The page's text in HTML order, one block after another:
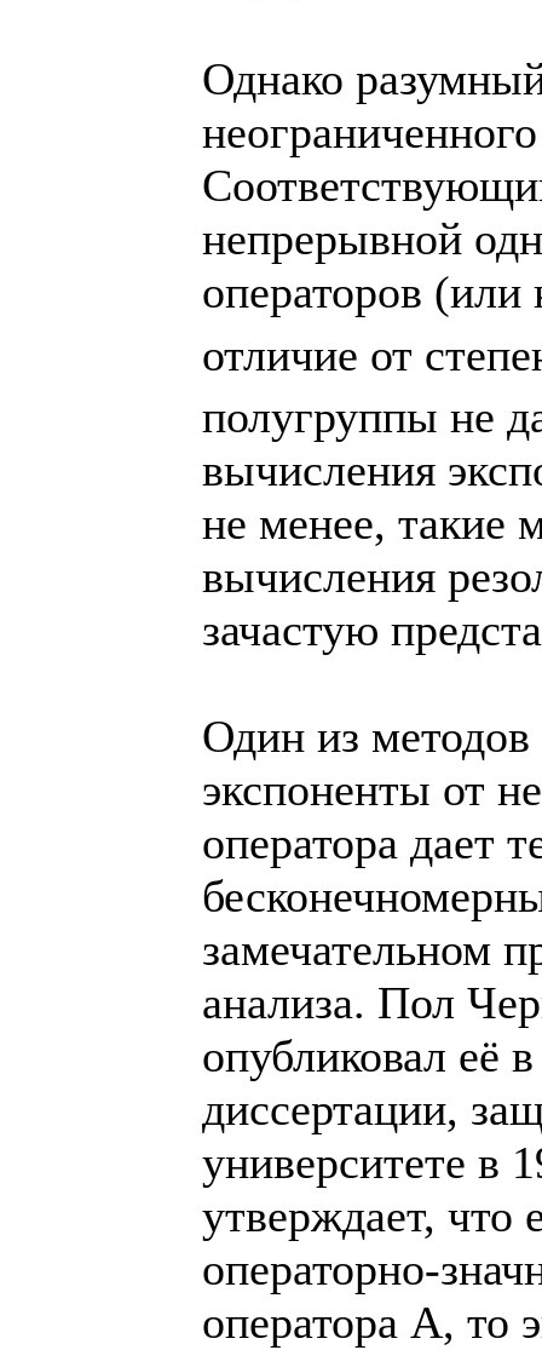
Однако
непрерывной
операторов
отличие от
полугруппы не
вычисления
не менее, такие
вычисления
зачастую
Один из
экспоненты от
оператора дает
замечательном
анализа. Пол
опубликовал её
диссертации,
университете в
утверждает, что
операторно-
оператора А, то